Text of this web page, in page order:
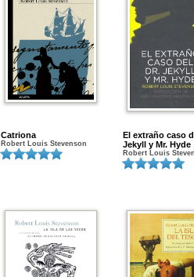
Catriona
Robert Louis Stevenson
El extraño caso
Jekyll y Mr. Hyde
Robert Louis